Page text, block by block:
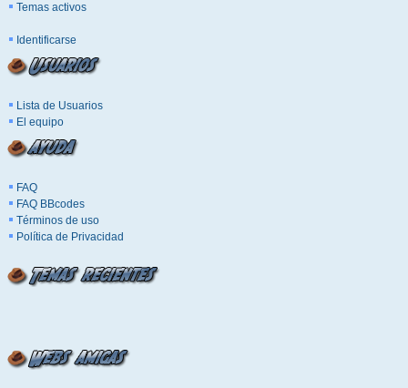
Temas activos
Identificarse
Lista de Usuarios
El equipo
FAQ
FAQ BBcodes
Términos de uso
Política de Privacidad